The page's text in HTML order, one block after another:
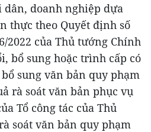
doanh nghiệp dựa
thực theo Quyết định số
2022 của Thủ tướng Chính
bổ sung hoặc trình cấp có
sung văn bản quy phạm
rà soát văn bản phục vụ
Tổ công tác của Thủ
soát văn bản quy phạm